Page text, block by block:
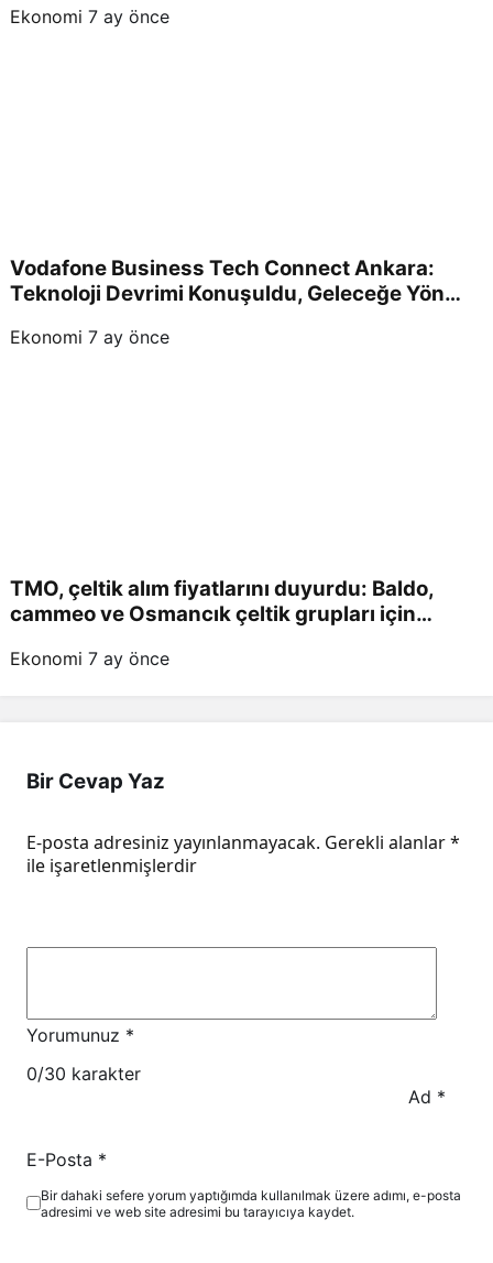
Ekonomi 7 ay önce
Vodafone Business Tech Connect Ankara:
Teknoloji Devrimi Konuşuldu, Geleceğe Yön
Ekonomi 7 ay önce
TMO, çeltik alım fiyatlarını duyurdu: Baldo,
cammeo ve Osmancık çeltik grupları için
Ekonomi 7 ay önce
Bir Cevap Yaz
E-posta adresiniz yayınlanmayacak. Gerekli alanlar*
ile işaretlenmişlerdir
Yorumunuz *
0/30 karakter
Ad *
E-Posta *
Bir dahaki sefere yorum yaptığımda kullanılmak üzere adımı, e-posta
adresimi ve web site adresimi bu tarayıcıya kaydet.